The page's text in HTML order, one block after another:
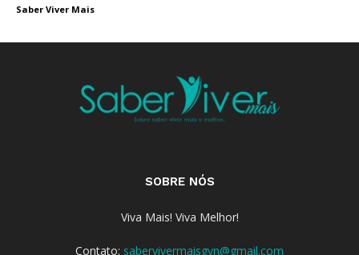
Saber Viver Mais
SOBRE NÓS
Viva Mais! Viva Melhor!
Contato: sabervivermaisgyn@gmail.com